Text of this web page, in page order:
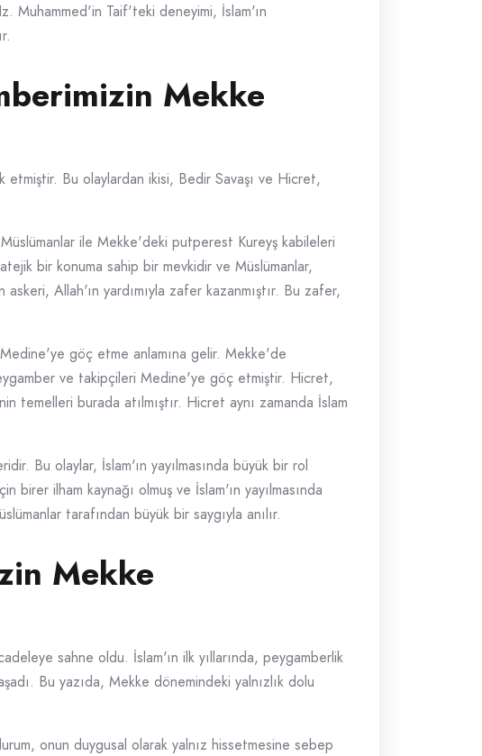
Muhammed'in Taif'teki deneyimi, İslam'ın
Mekke
etmiştir. Bu olaylardan ikisi, Bedir Savaşı ve Hicret,
ile Mekke'deki putperest Kureyş kabileleri
bir konuma sahip bir mevkidir ve Müslümanlar,
Allah'ın yardımıyla zafer kazanmıştır. Bu zafer,
göç etme anlamına gelir. Mekke'de
ve takipçileri Medine'ye göç etmiştir. Hicret,
temelleri burada atılmıştır. Hicret aynı zamanda İslam
Bu olaylar, İslam'ın yayılmasında büyük bir rol
birer ilham kaynağı olmuş ve İslam'ın yayılmasında
tarafından büyük bir saygıyla anılır.
Mekke
sahne oldu. İslam'ın ilk yıllarında, peygamberlik
Bu yazıda, Mekke dönemindeki yalnızlık dolu
onun duygusal olarak yalnız hissetmesine sebep